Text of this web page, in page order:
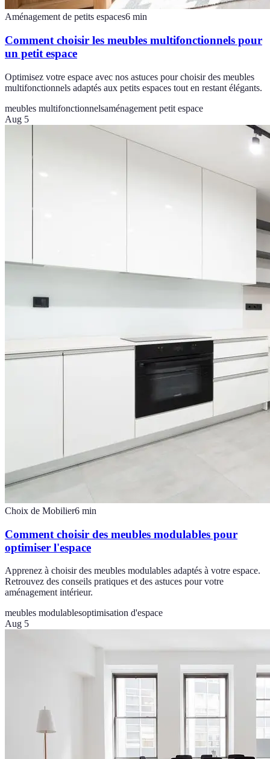
Aménagement de petits espaces6 min
Comment choisir les meubles multifonctionnels pour
un petit espace
Optimisez votre espace avec nos astuces pour choisir des meubles
multifonctionnels adaptés aux petits espaces tout en restant élégants.
meubles multifonctionnelsaménagement petit espace
Aug 5
Choix de Mobilier6 min
Comment choisir des meubles modulables pour
optimiser l'espace
Apprenez à choisir des meubles modulables adaptés à votre espace.
Retrouvez des conseils pratiques et des astuces pour votre
aménagement intérieur.
meubles modulablesoptimisation d'espace
Aug 5